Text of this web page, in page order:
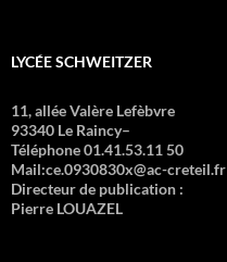
LYCÉE SCHWEITZER
11, allée Valère Lefèbvre
93340 Le Raincy–
Téléphone 01.41.53.11 50
Mail:ce.0930830x@ac-creteil.fr
Directeur de publication :
Pierre LOUAZEL